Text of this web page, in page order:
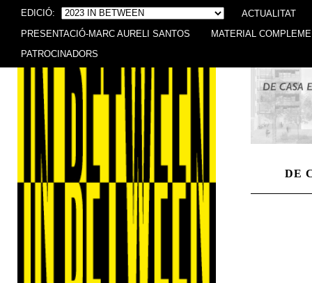
EDICIÓ: ACTUALITAT
PRESENTACIÓ-MARC AURELI SANTOS MATERIAL
PATROCINADORS
DE